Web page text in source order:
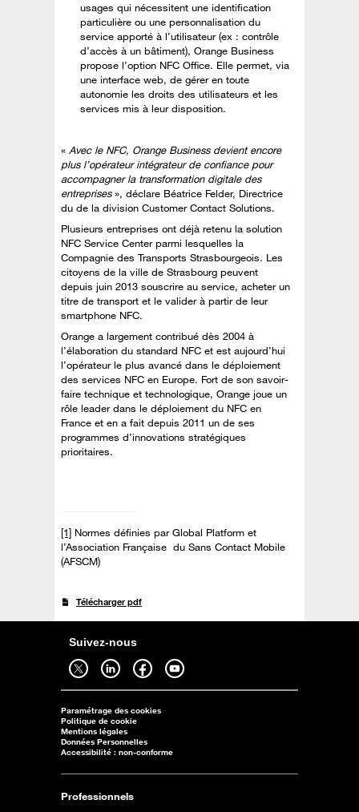
usages qui nécessitent une identification
particulière ou une personnalisation du
service apporté à l’utilisateur (ex : contrôle
d’accès à un bâtiment), Orange Business
propose l’option NFC Office. Elle permet, via
une interface web, de gérer en toute
autonomie les droits des utilisateurs et les
services mis à leur disposition.
« Avec le NFC, Orange Business devient encore
plus l’opérateur intégrateur de confiance pour
accompagner la transformation digitale des
entreprises», déclare Béatrice Felder, Directrice
du de la division Customer Contact Solutions.
Plusieurs entreprises ont déjà retenu la solution
NFC Service Center parmi lesquelles la
Compagnie des Transports Strasbourgeois. Les
citoyens de la ville de Strasbourg peuvent
depuis juin 2013 souscrire au service, acheter un
titre de transport et le valider à partir de leur
smartphone NFC.
Orange a largement contribué dès 2004 à
l’élaboration du standard NFC et est aujourd’hui
l’opérateur le plus avancé dans le déploiement
des services NFC en Europe. Fort de son savoir-
faire technique et technologique, Orange joue un
rôle leader dans le déploiement du NFC en
France et en a fait depuis 2011 un de ses
programmes d’innovations stratégiques
prioritaires.
[1] Normes définies par Global Platform et
l’Association Française du Sans Contact Mobile
(AFSCM)
Télécharger pdf
Suivez-nous
Suivez-nous sur twitter - ouverture dans un nouvel onglet Suivez-nous sur linkedin - ouverture dans un nouvel onglet Suivez-nous sur facebook - ouverture dans un nouvel onglet Suivez-nous sur youtube - ouverture dans un nouvel onglet
Paramétrage des cookies
Politique de cookie
Mentions légales
Données Personnelles
Accessibilité : non-conforme
Professionnels